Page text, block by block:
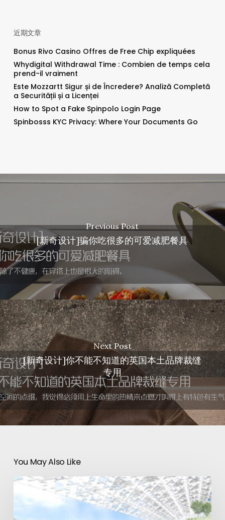
近期文章
Bonus Rivo Casino Offres de Free Chip expliquées
Whydigital Withdrawal Time : Combien de temps cela
prend-il vraiment
Este Mozzartt Sigur și de Încredere? Analiză Completă
a Securității și a Licenței
How to Spot a Fake Spinpolo Login Page
Spinbosss KYC Privacy: Where Your Documents Go
Previous Post
[新奇设计]骗你吃很多的可爱减肥餐具
Next Post
[新奇设计]你不能不知道的英国本土品牌裁缝
专用
You May Also Like